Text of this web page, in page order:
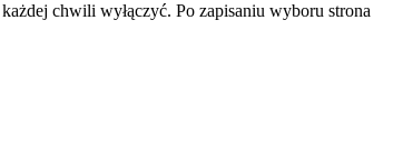
chwili wyłączyć. Po zapisaniu wyboru strona